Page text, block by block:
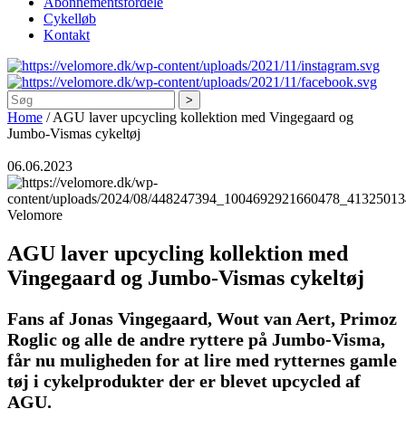
Cykelløb
Kontakt
Søg
Home /AGU laver upcycling kollektion med Vingegaard og
Jumbo-Vismas cykeltøj
06.06.2023
Velomore
AGU laver upcycling kollektion med
Vingegaard og Jumbo-Vismas cykeltøj
Fans af Jonas Vingegaard, Wout van Aert, Primoz
Roglic og alle de andre ryttere på Jumbo-Visma,
får nu muligheden for at lire med rytternes gamle
tøj i cykelprodukter der er blevet upcycled af
AGU.